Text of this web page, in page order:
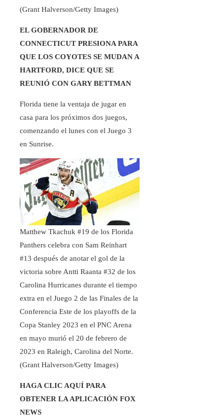
(Grant Halverson/Getty Images)
EL GOBERNADOR DE
CONNECTICUT PRESIONA PARA
QUE LOS COYOTES SE MUDAN A
HARTFORD, DICE QUE SE
REUNIÓ CON GARY BETTMAN
Florida tiene la ventaja de jugar en
casa para los próximos dos juegos,
comenzando el lunes con el Juego 3
en Sunrise.
Matthew Tkachuk #19 de los Florida
Panthers celebra con Sam Reinhart
#13 después de anotar el gol de la
victoria sobre Antti Raanta #32 de los
Carolina Hurricanes durante el tiempo
extra en el Juego 2 de las Finales de la
Conferencia Este de los playoffs de la
Copa Stanley 2023 en el PNC Arena
en mayo murió el 20 de febrero de
2023 en Raleigh, Carolina del Norte.
(Grant Halverson/Getty Images)
HAGA CLIC AQUÍ PARA
OBTENER LA APLICACIÓN FOX
NEWS